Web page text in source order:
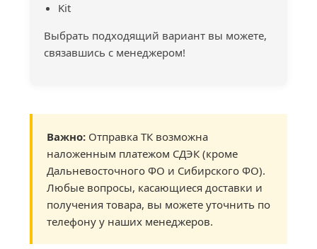
Kit
Выбрать подходящий вариант вы можете,
связавшись с менеджером!
Важно: Отправка ТК возможна
наложенным платежом СДЭК (кроме
Дальневосточного ФО и Сибирского ФО).
Любые вопросы, касающиеся доставки и
получения товара, вы можете уточнить по
телефону у наших менеджеров.